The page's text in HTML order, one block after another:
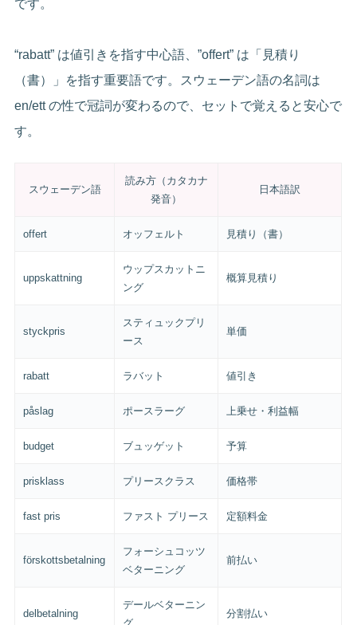
です。
“rabatt” は値引きを指す中心語、”offert” は「見積り
（書）」を指す重要語です。スウェーデン語の名詞は
en/ett の性で冠詞が変わるので、セットで覚えると安心で
す。
スウェーデン語
読み方（カタカナ
発音）
日本語訳
offert オッフェルト 見積り（書）
uppskattning
ウップスカットニ
ング
概算見積り
styckpris
スティュックプリ
ース
単価
rabatt ラバット 値引き
påslag ポースラーグ 上乗せ・利益幅
budget ブュッゲット 予算
prisklass プリースクラス 価格帯
fast pris ファスト プリース 定額料金
förskottsbetalning
フォーシュコッツ
ベターニング
前払い
delbetalning
デールベターニン
分割払い